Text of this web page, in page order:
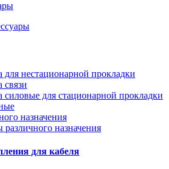
для нестационарной прокладки
связи
силовые для стационарной прокладки
назначения
назначения
для кабеля